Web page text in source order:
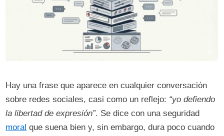
Hay una frase que aparece en cualquier conversación
sobre redes sociales, casi como un reflejo: “yo defiendo
la libertad de expresión”. Se dice con una seguridad
moral que suena bien y, sin embargo, dura poco cuando